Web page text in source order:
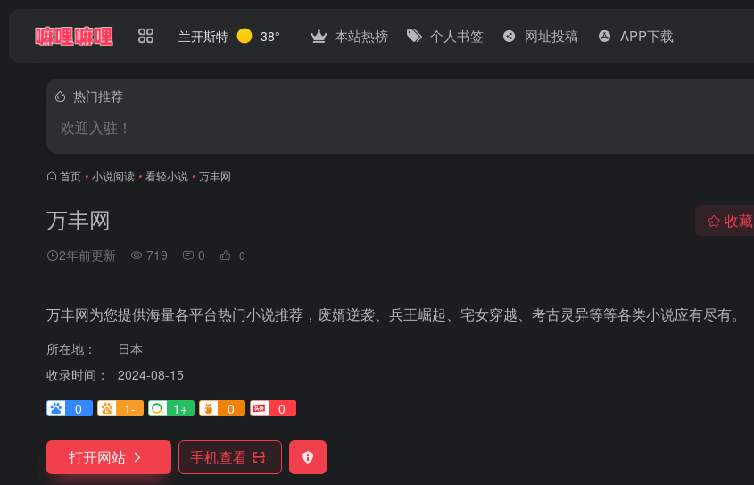
兰开斯特 38° 本站热榜 个人书签 网址投稿 APP下载
热门推荐
欢迎入驻！
首页 • 小说阅读 • 看轻小说 • 万丰网
万丰网
2年前更新 719 0 0
收藏
万丰网为您提供海量各平台热门小说推荐，废婿逆袭、兵王崛起、宅女穿越、考古灵异等等各类小说应有尽有。
所在地：
日本
收录时间：
2024-08-15
0
1- 1+ 0 0
打开网站 手机查看